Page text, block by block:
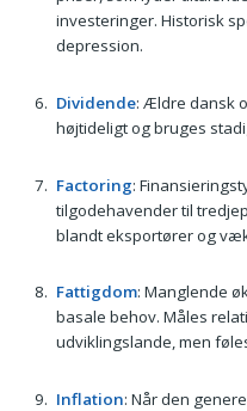
investeringer. Historisk
depression.
Dividende: Ældre dansk
højtideligt og bruges
Factoring:
tilgodehavender til
blandt eksportører og
Fattigdom: Manglende
basale behov. Måles
udviklingslande, men
Inflation: Når den